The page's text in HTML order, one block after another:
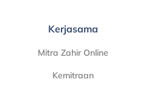
Kerjasama
Mitra Zahir Online
Kemitraan